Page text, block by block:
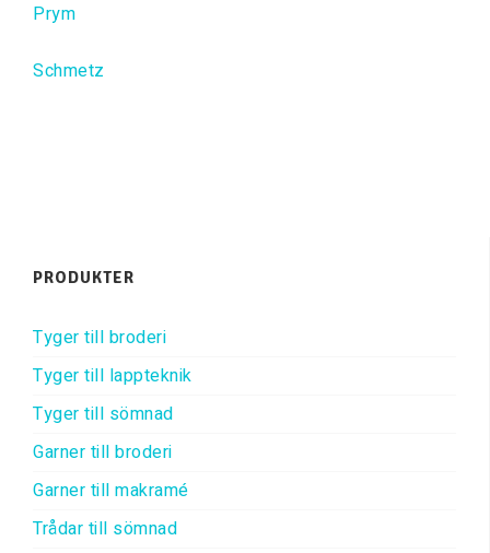
Prym
Schmetz
PRODUKTER
Tyger till broderi
Tyger till lappteknik
Tyger till sömnad
Garner till broderi
Garner till makramé
Trådar till sömnad